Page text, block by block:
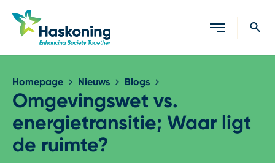
Sluiten
Homepage Nieuws Blogs
Omgevingswet vs.
energietransitie; Waar ligt
de ruimte?